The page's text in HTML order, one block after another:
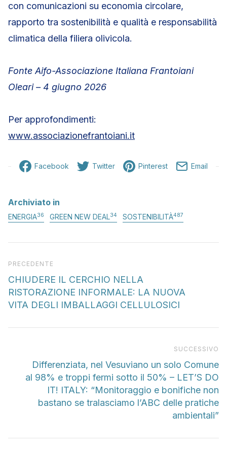
con comunicazioni su economia circolare,
rapporto tra sostenibilità e qualità e responsabilità
climatica della filiera olivicola.
Fonte Aifo-Associazione Italiana Frantoiani
Oleari – 4 giugno 2026
Per approfondimenti:
www.associazionefrantoiani.it
Facebook Twitter Pinterest Email
Archiviato in
ENERGIA36 GREEN NEW DEAL34 SOSTENIBILITÀ487
Articolo precedente
PRECEDENTE
CHIUDERE IL CERCHIO NELLA
RISTORAZIONE INFORMALE: LA NUOVA
VITA DEGLI IMBALLAGGI CELLULOSICI
SUCCESSIVO
Differenziata, nel Vesuviano un solo Comune
al 98% e troppi fermi sotto il 50% – LET’S DO
IT! ITALY: “Monitoraggio e bonifiche non
bastano se tralasciamo l’ABC delle pratiche
ambientali”